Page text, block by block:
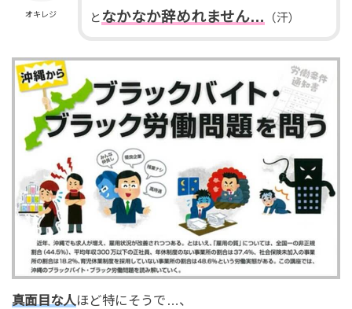
オキレジ
と なかなか辞めれません… （汗）
真面目な人ほど特にそうで…、